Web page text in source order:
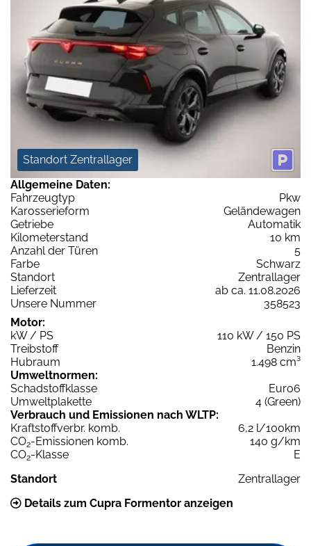
Standort Zentrallager
Allgemeine Daten:
Fahrzeugtyp
Pkw
Karosserieform
Geländewagen
Getriebe
Automatik
Kilometerstand
10 km
Anzahl der Türen
5
Farbe
Schwarz
Standort
Zentrallager
Lieferzeit
ab ca. 11.08.2026
Unsere Nummer
358523
Motor:
kW / PS
110 kW / 150 PS
Treibstoff
Benzin
Hubraum
1.498 cm³
Umweltnormen:
Schadstoffklasse
Euro6
Umweltplakette
4 (Green)
Verbrauch und Emissionen nach WLTP:
Kraftstoffverbr. komb.
6,2 l/100km
CO2-Emissionen komb.
140 g/km
CO2-Klasse
E
Standort
Zentrallager
Details zum Cupra Formentor anzeigen